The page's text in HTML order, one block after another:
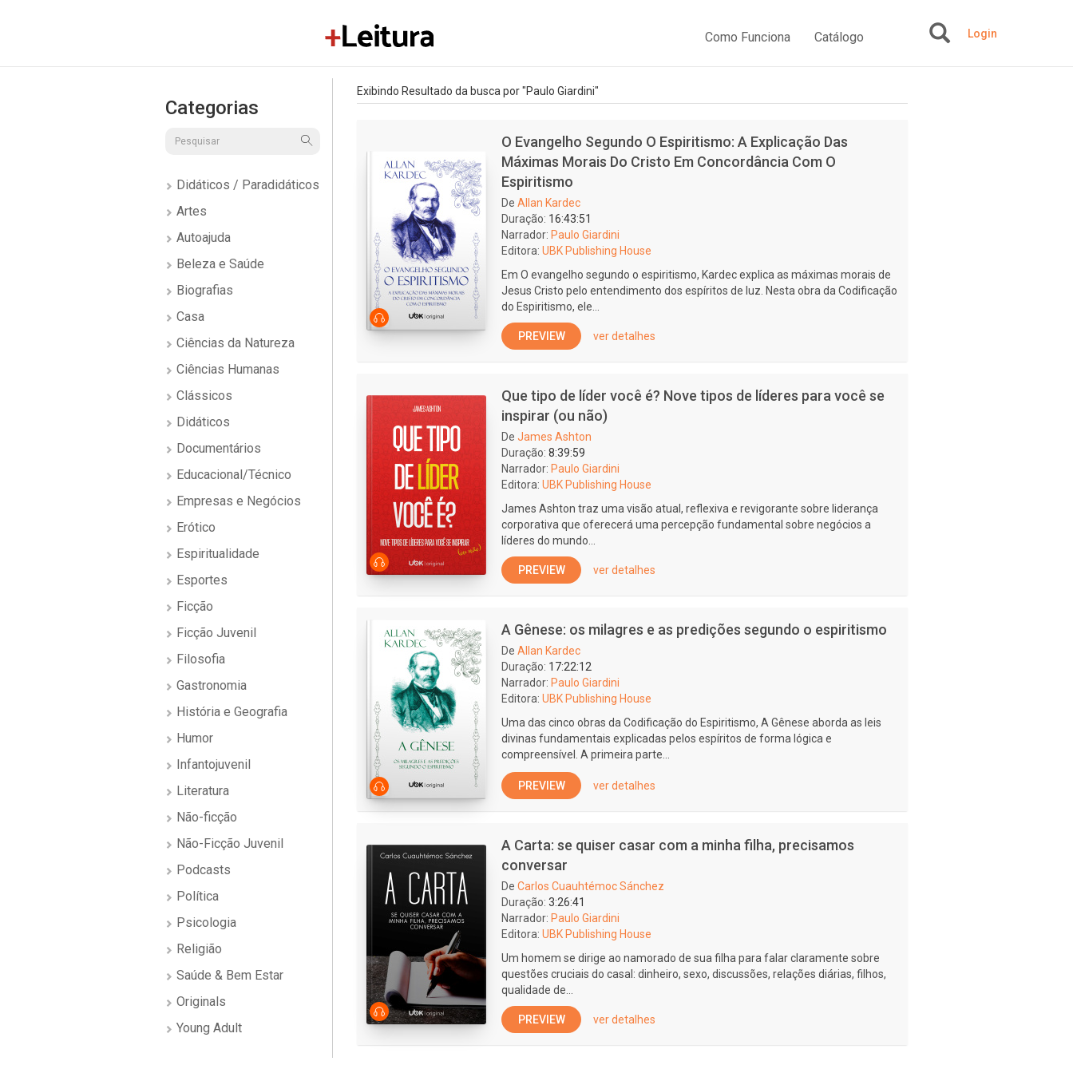
Como Funciona Catálogo Login
Categorias
Didáticos / Paradidáticos
Artes
Autoajuda
Beleza e Saúde
Biografias
Casa
Ciências da Natureza
Ciências Humanas
Clássicos
Didáticos
Documentários
Educacional/Técnico
Empresas e Negócios
Erótico
Espiritualidade
Esportes
Ficção
Ficção Juvenil
Filosofia
Gastronomia
História e Geografia
Humor
Infantojuvenil
Literatura
Não-ficção
Não-Ficção Juvenil
Podcasts
Política
Psicologia
Religião
Saúde & Bem Estar
Originals
Young Adult
Exibindo Resultado da busca por "Paulo Giardini"
O Evangelho Segundo O Espiritismo: A Explicação Das
Máximas Morais Do Cristo Em Concordância Com O
Espiritismo
De Allan Kardec
Duração: 16:43:51
Narrador: Paulo Giardini
Editora: UBK Publishing House
Em O evangelho segundo o espiritismo, Kardec explica as máximas morais de
Jesus Cristo pelo entendimento dos espíritos de luz. Nesta obra da Codificação
do Espiritismo, ele...
PREVIEW ver detalhes
Que tipo de líder você é? Nove tipos de líderes para você se
inspirar (ou não)
De James Ashton
Duração: 8:39:59
Narrador: Paulo Giardini
Editora: UBK Publishing House
James Ashton traz uma visão atual, reflexiva e revigorante sobre liderança
corporativa que oferecerá uma percepção fundamental sobre negócios a
líderes do mundo...
PREVIEW ver detalhes
A Gênese: os milagres e as predições segundo o espiritismo
De Allan Kardec
Duração: 17:22:12
Narrador: Paulo Giardini
Editora: UBK Publishing House
Uma das cinco obras da Codificação do Espiritismo, A Gênese aborda as leis
divinas fundamentais explicadas pelos espíritos de forma lógica e
compreensível. A primeira parte...
PREVIEW ver detalhes
A Carta: se quiser casar com a minha filha, precisamos
conversar
De Carlos Cuauhtémoc Sánchez
Duração: 3:26:41
Narrador: Paulo Giardini
Editora: UBK Publishing House
Um homem se dirige ao namorado de sua filha para falar claramente sobre
questões cruciais do casal: dinheiro, sexo, discussões, relações diárias, filhos,
qualidade de...
PREVIEW ver detalhes